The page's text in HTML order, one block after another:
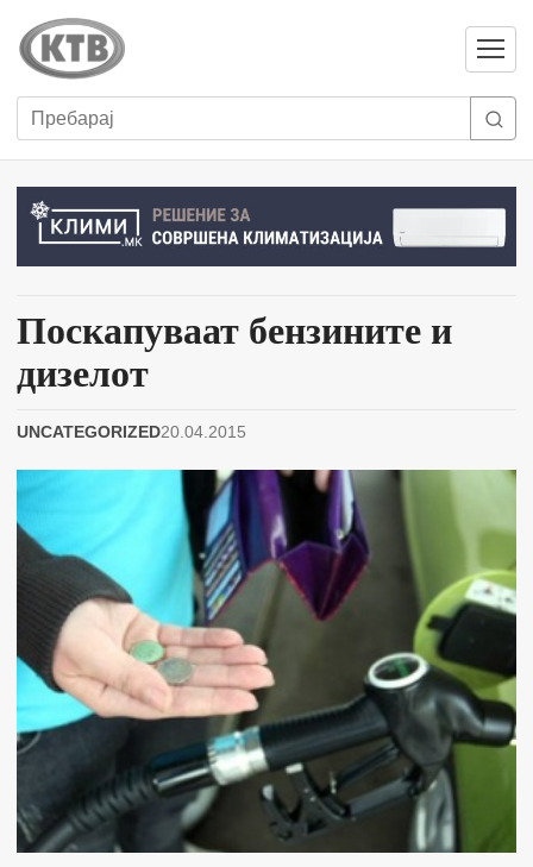
Отвори
мени
Пребарај
Поскапуваат бензините и
дизелот
UNCATEGORIZED20.04.2015